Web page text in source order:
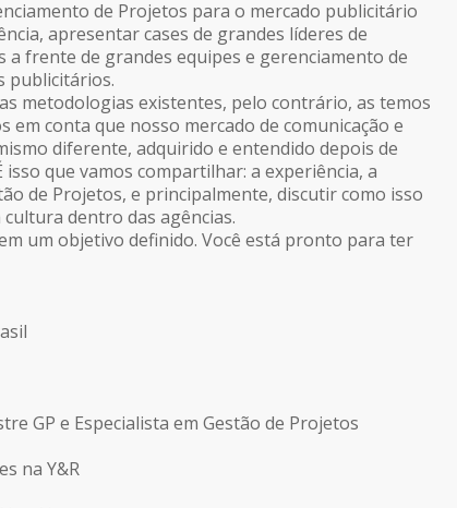
de Projetos para o mercado publicitário
apresentar cases de grandes líderes de
a frente de grandes equipes e gerenciamento de
publicitários.
metodologias existentes, pelo contrário, as temos
em conta que nosso mercado de comunicação e
diferente, adquirido e entendido depois de
que vamos compartilhar: a experiência, a
de Projetos, e principalmente, discutir como isso
dentro das agências.
um objetivo definido. Você está pronto para ter
GP e Especialista em Gestão de Projetos
na Y&R